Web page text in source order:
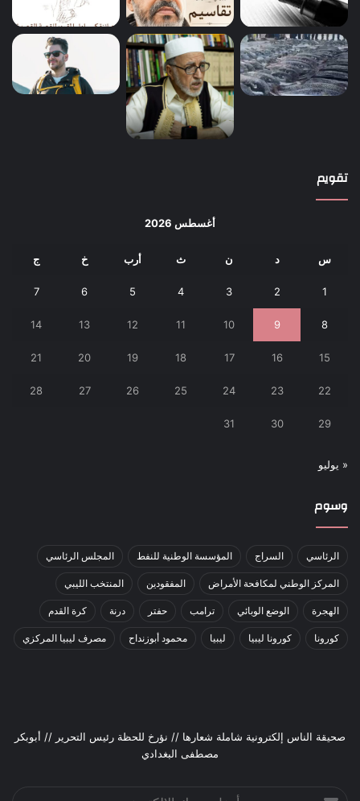
تقويم
أغسطس 2026
س د ن ث أرب خ ج
1
2
3
4
5
6
7
8
9
10
11
12
13
14
15
16
17
18
19
20
21
22
23
24
25
26
27
28
29
30
31
« يوليو
وسوم
الرئاسي السراج المؤسسة الوطنية للنفط المجلس الرئاسي
المركز الوطني لمكافحة الأمراض المفقودين المنتخب الليبي
الهجرة الوضع الوبائي ترامب حفتر درنة كرة القدم
كورونا كورونا ليبيا ليبيا محمود أبوزنداح مصرف ليبيا المركزي
صحيقة الناس إلكترونية شاملة شعارها // نؤرخ للحظة رئيس التحرير // أبوبكر
مصطفى البغدادي